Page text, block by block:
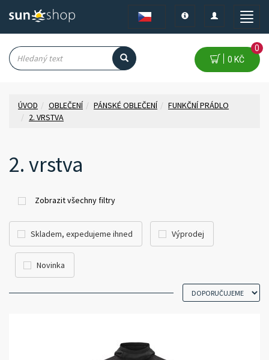
Toggle
Toggle
navigation
Toggle
0 KČ
0
ÚVOD OBLEČENÍ PÁNSKÉ OBLEČENÍ
FUNKČNÍ PRÁDLO
2. VRSTVA
2. vrstva
Zobrazit všechny filtry
Skladem, expedujeme ihned Výprodej
Novinka